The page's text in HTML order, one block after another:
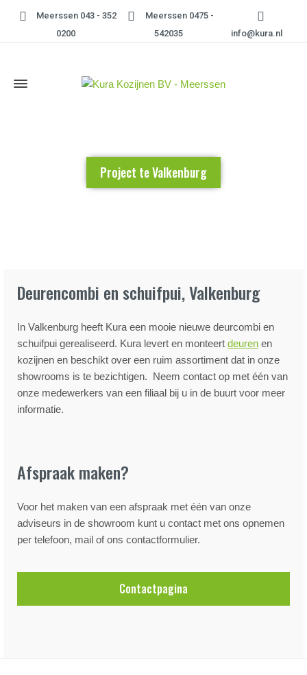
Meerssen 043 - 352
0200
Meerssen 0475 -
542035
info@kura.nl
Project te Valkenburg
Deurencombi en schuifpui, Valkenburg
In Valkenburg heeft Kura een mooie nieuwe deurcombi en
schuifpui gerealiseerd. Kura levert en monteert deuren en
kozijnen en beschikt over een ruim assortiment dat in onze
showrooms is te bezichtigen. Neem contact op met één van
onze medewerkers van een filiaal bij u in de buurt voor meer
informatie.
Afspraak maken?
Voor het maken van een afspraak met één van onze
adviseurs in de showroom kunt u contact met ons opnemen
per telefoon, mail of ons contactformulier.
Contactpagina